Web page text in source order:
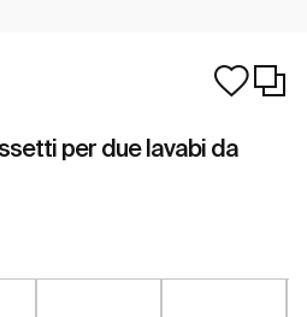
per due lavabi da